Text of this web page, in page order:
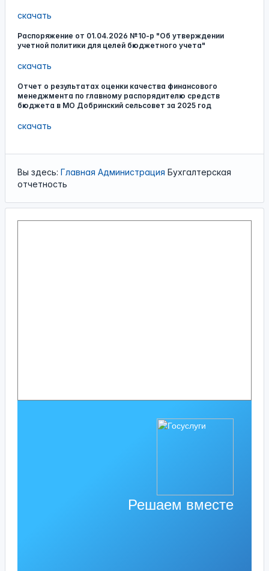
скачать
Распоряжение от 01.04.2026 №10-р "Об утверждении
учетной политики для целей бюджетного учета"
скачать
Отчет о результатах оценки качества финансового
менеджмента по главному распорядителю средств
бюджета в МО Добринский сельсовет за 2025 год
скачать
Вы здесь: Главная Администрация Бухгалтерская
отчетность
Решаем вместе